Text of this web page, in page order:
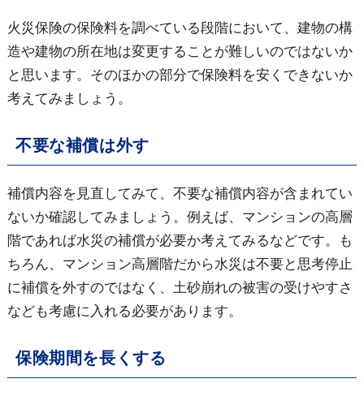
火災保険の保険料を調べている段階において、建物の構
造や建物の所在地は変更することが難しいのではないか
と思います。そのほかの部分で保険料を安くできないか
考えてみましょう。
不要な補償は外す
補償内容を見直してみて、不要な補償内容が含まれてい
ないか確認してみましょう。例えば、マンションの高層
階であれば水災の補償が必要か考えてみるなどです。も
ちろん、マンション高層階だから水災は不要と思考停止
に補償を外すのではなく、土砂崩れの被害の受けやすさ
なども考慮に入れる必要があります。
保険期間を長くする